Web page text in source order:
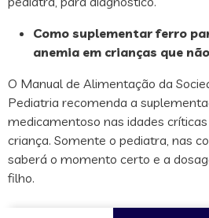
Como suplementar ferro
anemia em crianças que
O Manual de Alimentação da
Pediatria recomenda a
medicamentoso nas idades
criança. Somente o pediatra, nas
saberá o momento certo e a
filho.